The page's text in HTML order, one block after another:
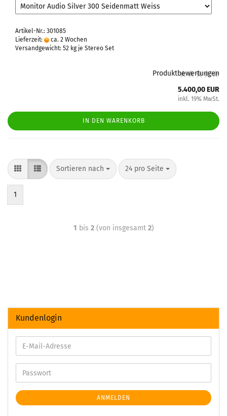
Artikel-Nr.: 301085
Lieferzeit:
ca. 2 Wochen
Versandgewicht: 52 kg je Stereo Set
Produktbewertungen
5.400,00 EUR
inkl. 19% MwSt.
IN DEN WARENKORB
Sortieren nach 24 pro Seite
1
1 bis 2(von insgesamt 2)
Kundenlogin
ANMELDEN